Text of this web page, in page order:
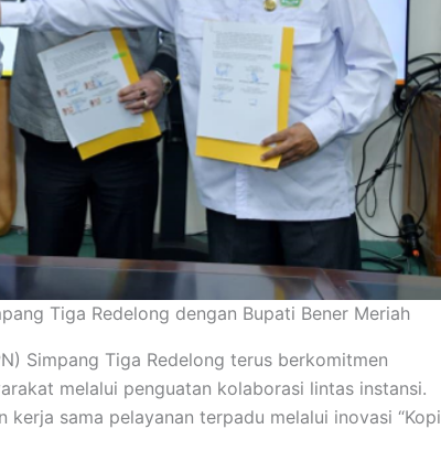
Tiga Redelong dengan Bupati Bener Meriah
Simpang Tiga Redelong terus berkomitmen
melalui penguatan kolaborasi lintas instansi.
sama pelayanan terpadu melalui inovasi “Kopi